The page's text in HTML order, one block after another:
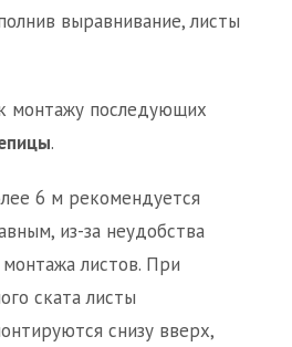
выравнивание, листы
монтажу последующих
.
6 м рекомендуется
из-за неудобства
листов. При
ската листы
снизу вверх,